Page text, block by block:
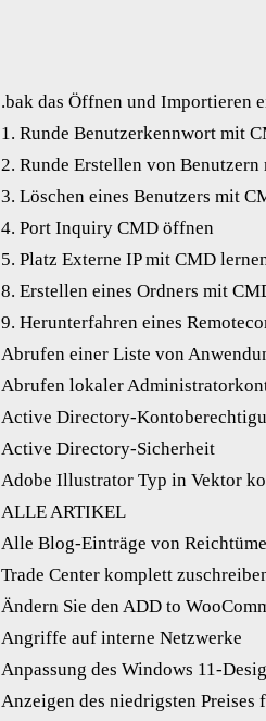
.bak das Öffnen und Importieren
1. Runde Benutzerkennwort mit
2. Runde Erstellen von
3. Löschen eines Benutzers mit
4. Port Inquiry CMD öffnen
5. Platz Externe IP mit CMD
8. Erstellen eines Ordners mit
9. Herunterfahren eines
Abrufen einer Liste von
Abrufen lokaler
Active Directory-
Active Directory-Sicherheit
Adobe Illustrator Typ in Vektor
ALLE ARTIKEL
Alle Blog-Einträge von
Trade Center komplett
Ändern Sie den ADD to
Angriffe auf interne Netzwerke
Anpassung des Windows 11-
Anzeigen des niedrigsten